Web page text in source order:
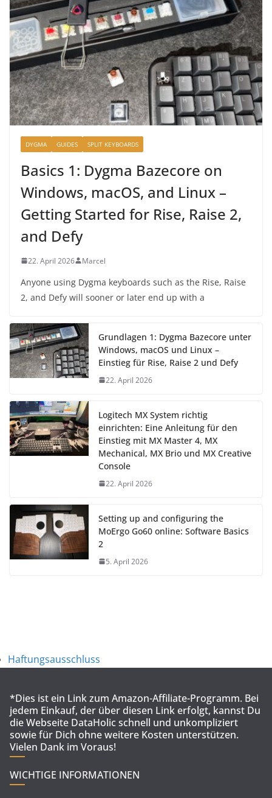
DYGMA GUIDES SPLIT KEYBOARDS
Basics 1: Dygma Bazecore on
Windows, macOS, and Linux –
Getting Started for Rise, Raise 2,
and Defy
22. April 2026 Marcel
Anyone using Dygma keyboards such as the Rise, Raise
2, and Defy will sooner or later end up with a
Grundlagen 1: Dygma Bazecore unter
Windows, macOS und Linux –
Einstieg für Rise, Raise 2 und Defy
22. April 2026
Logitech MX System richtig
einrichten: Eine Anleitung für den
Einstieg mit MX Master 4, MX
Mechanical, MX Brio und MX Creative
Console
22. April 2026
Setting up and configuring the
MoErgo Go60 online: Software Basics
2
5. April 2026
Haftungsausschluss
*Dies ist ein Link zum Amazon-Affiliate-Programm. Bei
jedem Einkauf, der über diesen Link erfolgt, kannst Du
die Webseite DataHolic schnell und unkompliziert
sowie für Dich ohne weitere Kosten unterstützen.
Vielen Dank im Voraus!
WICHTIGE INFORMATIONEN